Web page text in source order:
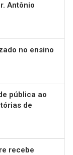
Antônio
no ensino
pública ao
de
recebe